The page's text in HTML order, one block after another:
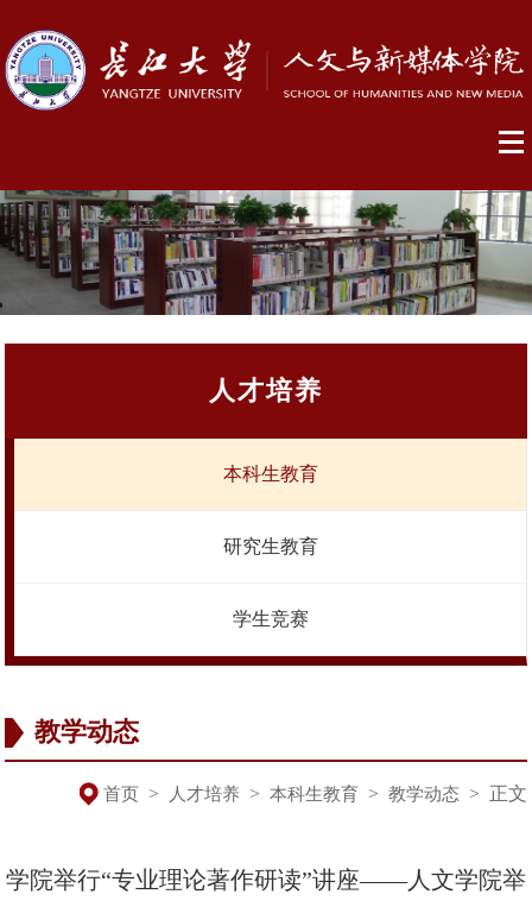
人才培养
本科生教育
研究生教育
学生竞赛
教学动态
首页 > 人才培养 > 本科生教育 > 教学动态 > 正文
学院举行“专业理论著作研读”讲座——人文学院举